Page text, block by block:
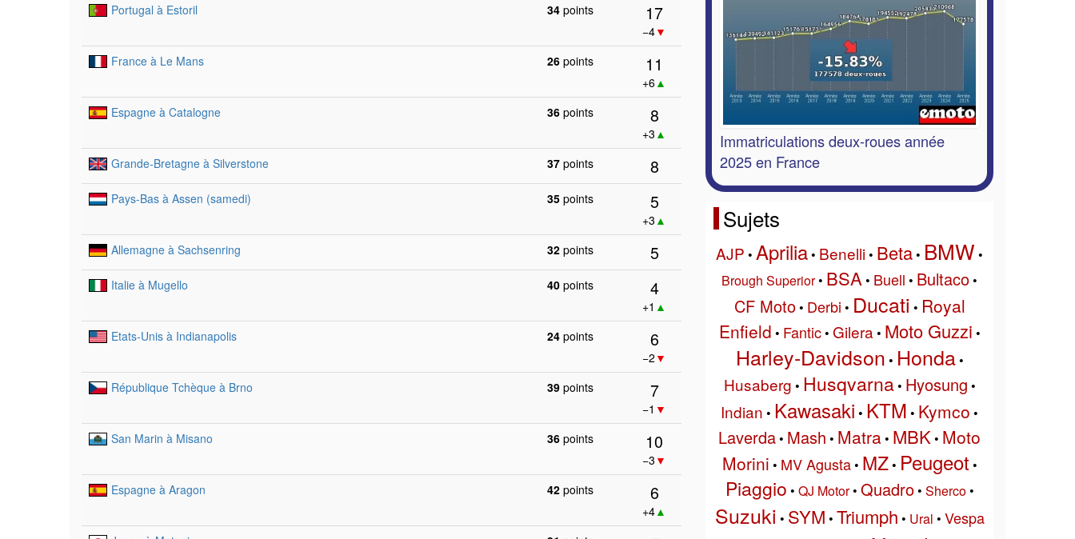
Portugal à Estoril
34 points 17
−4▼
France à Le Mans
26 points 11
+6▲
Espagne à Catalogne
36 points 8
+3 ▲
Grande-Bretagne à Silverstone
37 points 8
Pays-Bas à Assen (samedi) 35 points 5
+3 ▲
Allemagne à Sachsenring
32 points 5
Italie à Mugello 40 points 4
+1 ▲
Etats-Unis à Indianapolis
24 points 6
−2 ▼
République Tchèque à Brno
39 points 7
−1 ▼
San Marin à Misano
36 points 10
−3 ▼
Espagne à Aragon
42 points 6
+4▲
Immatriculations deux-roues année
2025 en France
Sujets
AJP • Aprilia• Benelli• Beta• BMW •
Brough Superior• BSA • Buell • Bultaco•
CF Moto• Derbi • Ducati • Royal
Enfield • Fantic• Gilera • Moto Guzzi •
Harley-Davidson • Honda•
Husaberg • Husqvarna• Hyosung •
Indian • Kawasaki • KTM • Kymco •
Laverda• Mash • Matra• MBK • Moto
Morini • MV Agusta• MZ• Peugeot •
Piaggio • QJ Motor• Quadro• Sherco•
Suzuki • SYM • Triumph • Ural • Vespa